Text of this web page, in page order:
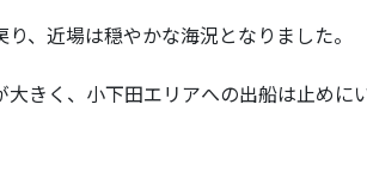
、近場は穏やかな海況となりました。
きく、小下田エリアへの出船は止めに